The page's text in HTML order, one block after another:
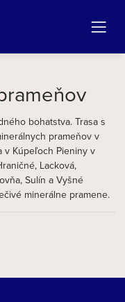
bohatstva. Trasa s
prameňov v
v Kúpeľoch Pieniny v
Lacková,
Sulín a Vyšné
minerálne pramene.